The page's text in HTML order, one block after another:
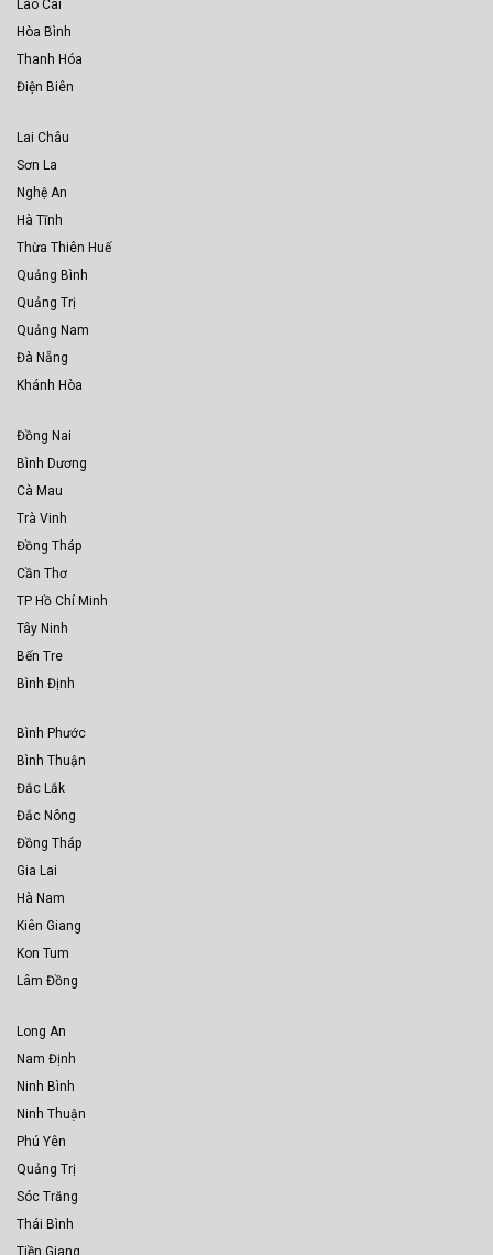
Lào Cai
Hòa Bình
Thanh Hóa
Điện Biên
Lai Châu
Sơn La
Nghệ An
Hà Tĩnh
Thừa Thiên Huế
Quảng Bình
Quảng Trị
Quảng Nam
Đà Nẵng
Khánh Hòa
Đồng Nai
Bình Dương
Cà Mau
Trà Vinh
Đồng Tháp
Cần Thơ
TP Hồ Chí Minh
Tây Ninh
Bến Tre
Bình Định
Bình Phước
Bình Thuận
Đắc Lắk
Đắc Nông
Đồng Tháp
Gia Lai
Hà Nam
Kiên Giang
Kon Tum
Lâm Đồng
Long An
Nam Định
Ninh Bình
Ninh Thuận
Phú Yên
Quảng Trị
Sóc Trăng
Thái Bình
Tiền Giang